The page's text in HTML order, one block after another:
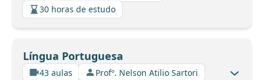
30 horas de estudo
Língua Portuguesa
43 aulas
Profº. Nelson Atilio Sartori